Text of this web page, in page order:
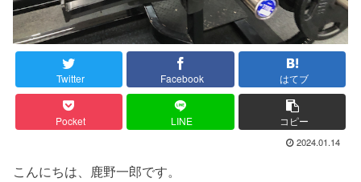
Twitter Facebook はてブ
Pocket LINE コピー
2024.01.14
こんにちは、鹿野一郎です。